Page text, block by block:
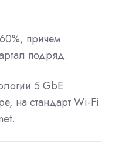
причем
подряд.
5 GbE
на стандарт Wi-Fi